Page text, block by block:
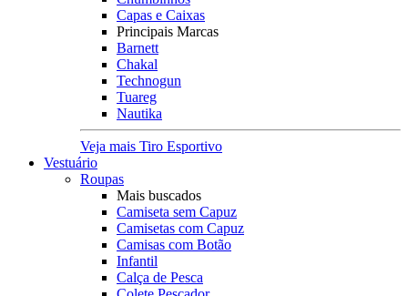
Capas e Caixas
Principais Marcas
Barnett
Chakal
Technogun
Tuareg
Nautika
Veja mais Tiro Esportivo
Vestuário
Roupas
Mais buscados
Camiseta sem Capuz
Camisetas com Capuz
Camisas com Botão
Infantil
Calça de Pesca